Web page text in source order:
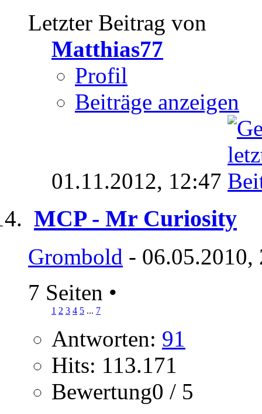
Letzter Beitrag von
Matthias77
Profil
Beiträge anzeigen
01.11.2012, 12:47
MCP - Mr Curiosity
Grombold - 06.05.2010,
7 Seiten •
1 2 3 4 5 ... 7
Antworten: 91
Hits: 113.171
Bewertung0 / 5